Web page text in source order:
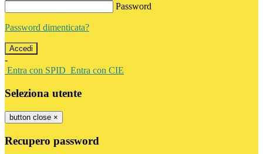
Password
Password dimenticata?
-
Entra con SPID Entra con CIE
Seleziona utente
button close ×
Recupero password